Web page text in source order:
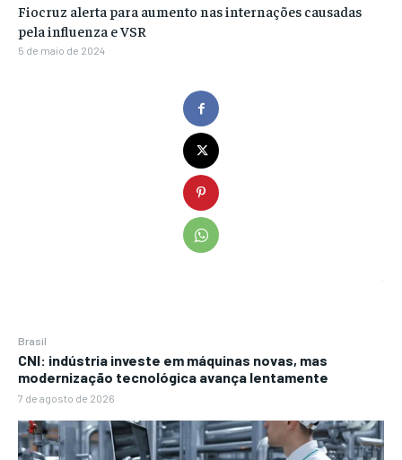
Brasil
CNI: indústria investe em máquinas novas, mas
modernização tecnológica avança lentamente
7 de agosto de 2026
Fiocruz alerta para aumento nas internações causadas
pela influenza e VSR
5 de maio de 2024